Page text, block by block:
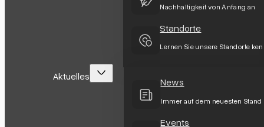
Nachhaltigkeit von Anfang an
Standorte
Lernen Sie unsere Standorte
Aktuelles News
Immer auf dem neuesten Stand
Events